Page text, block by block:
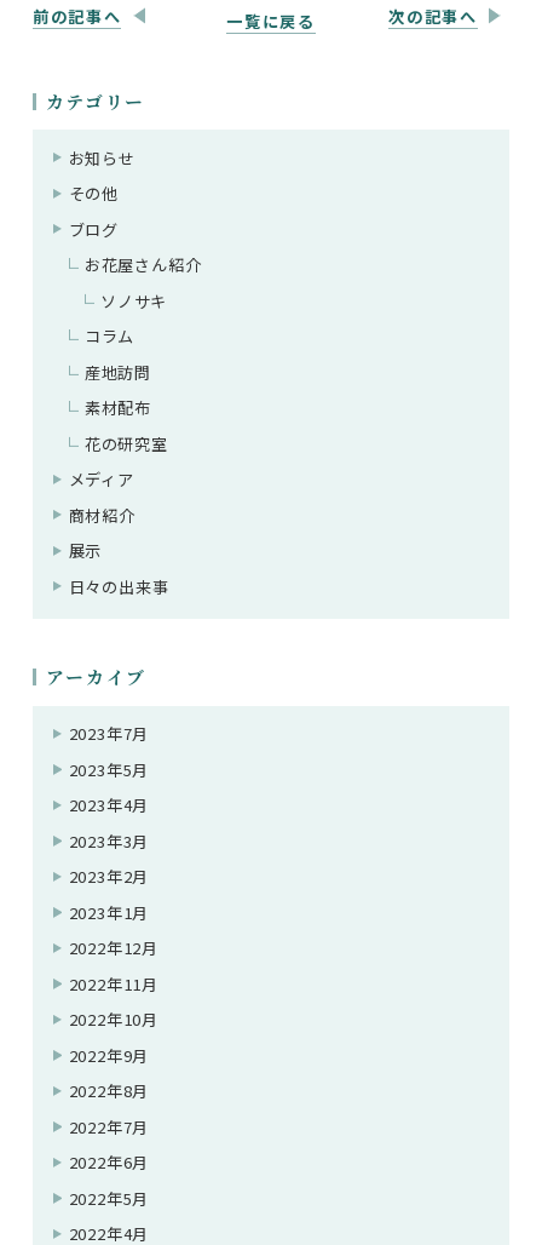
前の記事へ 一覧に戻る 次の記事へ
カテゴリー
お知らせ
その他
ブログ
お花屋さん紹介
ソノサキ
コラム
産地訪問
素材配布
花の研究室
メディア
商材紹介
展示
日々の出来事
アーカイブ
2023年7月
2023年5月
2023年4月
2023年3月
2023年2月
2023年1月
2022年12月
2022年11月
2022年10月
2022年9月
2022年8月
2022年7月
2022年6月
2022年5月
2022年4月